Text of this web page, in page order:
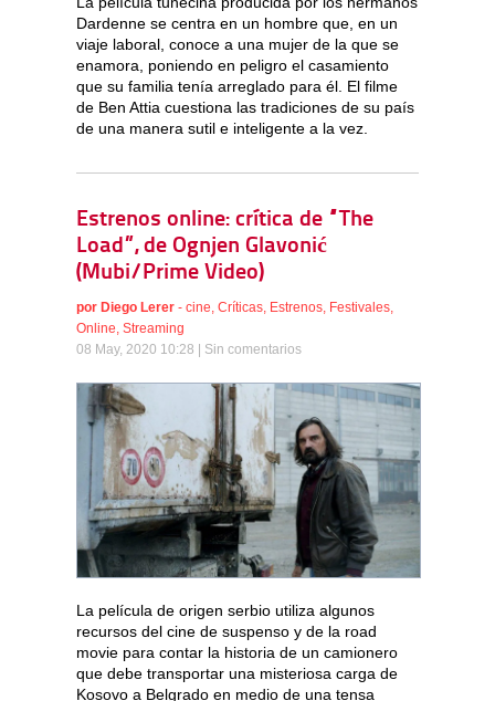
Dardenne se centra en un hombre que, en un
viaje laboral, conoce a una mujer de la que se
enamora, poniendo en peligro el casamiento
que su familia tenía arreglado para él. El filme
de Ben Attia cuestiona las tradiciones de su país
de una manera sutil e inteligente a la vez.
Estrenos online: crítica de “The
Load”, de Ognjen Glavonić
(Mubi/Prime Video)
por Diego Lerer - cine, Críticas, Estrenos, Festivales,
Online, Streaming
08 May, 2020 10:28 | Sin comentarios
La película de origen serbio utiliza algunos
recursos del cine de suspenso y de la road
movie para contar la historia de un camionero
que debe transportar una misteriosa carga de
Kosovo a Belgrado en medio de una tensa